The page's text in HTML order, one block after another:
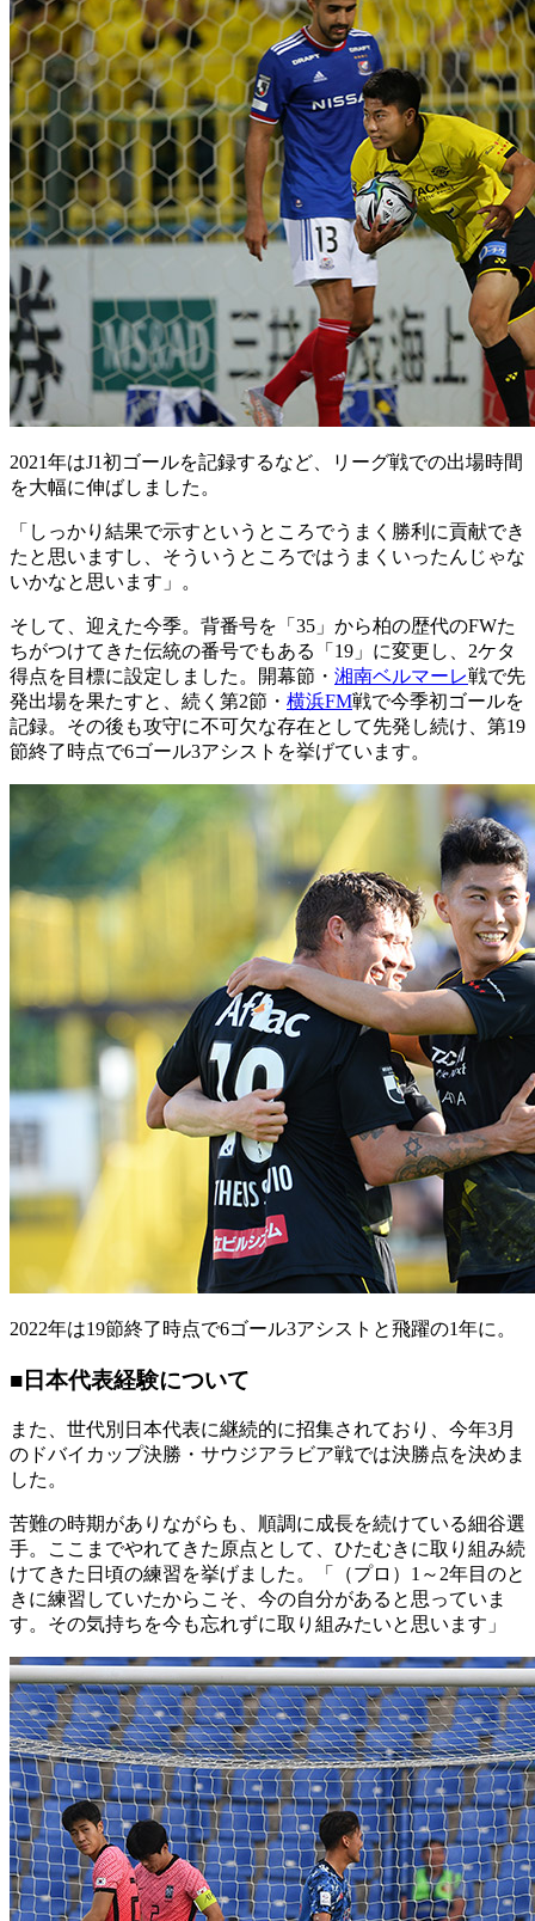
2021年はJ1初ゴールを記録するなど、リーグ戦での出場時間
を大幅に伸ばしました。
「しっかり結果で示すというところでうまく勝利に貢献でき
たと思いますし、そういうところではうまくいったんじゃな
いかなと思います」。
そして、迎えた今季。背番号を「35」から柏の歴代のFWた
ちがつけてきた伝統の番号でもある「19」に変更し、2ケタ
得点を目標に設定しました。開幕節・ 湘南ベルマーレ戦で先
発出場を果たすと、続く第2節・ 横浜FM戦で今季初ゴールを
記録。その後も攻守に不可欠な存在として先発し続け、第19
節終了時点で6ゴール3アシストを挙げています。
2022年は19節終了時点で6ゴール3アシストと飛躍の1年に。
■日本代表経験について
また、世代別日本代表に継続的に招集されており、今年3月
のドバイカップ決勝・サウジアラビア戦では決勝点を決めま
した。
苦難の時期がありながらも、順調に成長を続けている細谷選
手。ここまでやれてきた原点として、ひたむきに取り組み続
けてきた日頃の練習を挙げました。「（プロ）1～2年目のと
きに練習していたからこそ、今の自分があると思っていま
す。その気持ちを今も忘れずに取り組みたいと思います」